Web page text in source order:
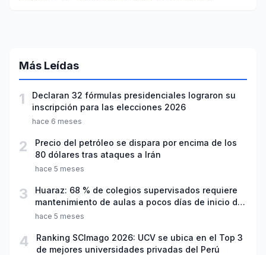
Más Leídas
1
Declaran 32 fórmulas presidenciales lograron su
inscripción para las elecciones 2026
hace 6 meses
2
Precio del petróleo se dispara por encima de los
80 dólares tras ataques a Irán
hace 5 meses
3
Huaraz: 68 % de colegios supervisados requiere
mantenimiento de aulas a pocos días de inicio del
año escolar 2026
hace 5 meses
4
Ranking SCImago 2026: UCV se ubica en el Top 3
de mejores universidades privadas del Perú